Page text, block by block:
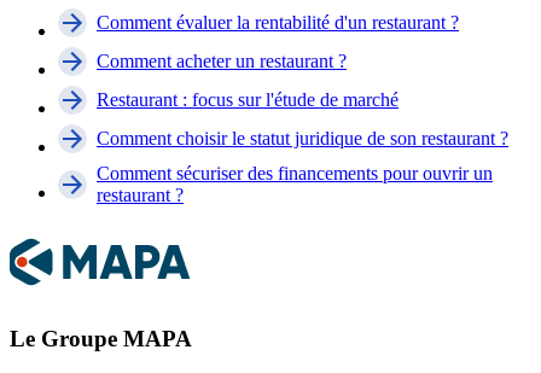
Comment évaluer la rentabilité d'un restaurant ?
Comment acheter un restaurant ?
Restaurant : focus sur l'étude de marché
Comment choisir le statut juridique de son restaurant ?
Comment sécuriser des financements pour ouvrir un
restaurant ?
Le Groupe MAPA